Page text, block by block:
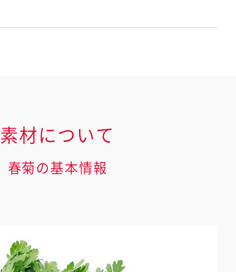
素材について
春菊の基本情報